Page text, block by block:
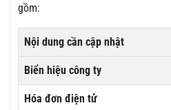
gồm:
Nội dung cần cập nhật
Biển hiệu công ty
Hóa đơn điện tử